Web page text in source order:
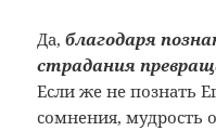
Да,благодаря
страдания
Если же не познать
сомнения, мудрость